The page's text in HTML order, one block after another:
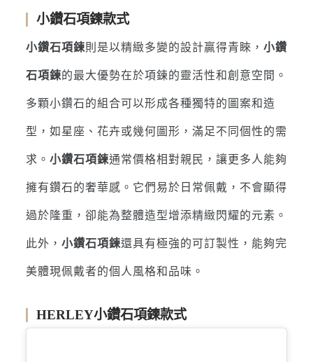
小鑽石項鍊款式
小鑽石項鍊則是以精緻多變的設計贏得青睞， 小鑽
石項鍊的最大優勢在於項鍊的靈活性和創意空間。
多顆小鑽石的組合可以形成各種獨特的圖案和造
型，如星座、花卉或幾何圖形，滿足不同個性的需
求。 小鑽石項鍊通常價格相對親民，讓更多人能夠
擁有鑽石的奢華感。它們易於日常佩戴，不會顯得
過於隆重，卻能為整體造型增添精緻閃耀的元素。
此外， 小鑽石項鍊還具有極強的可訂製性，能夠完
美體現佩戴者的個人風格和品味。
HERLEY小鑽石項鍊款式